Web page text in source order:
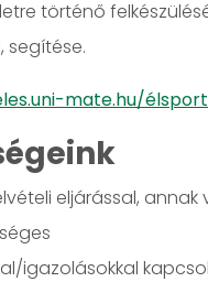
történő
segítése.
mate.hu/
eljárással, annak
igazolásokkal